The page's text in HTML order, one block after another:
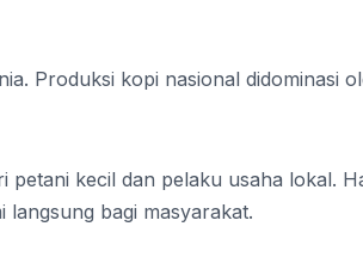
Produksi kopi nasional didominasi
petani kecil dan pelaku usaha lokal.
langsung bagi masyarakat.